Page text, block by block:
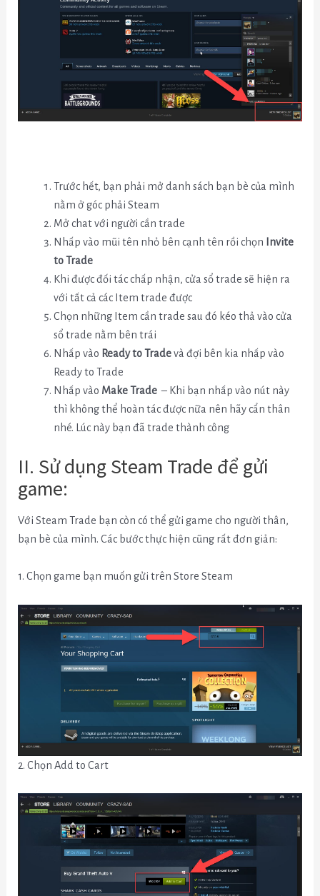
Trước hết, bạn phải mở danh sách bạn bè của mình
nằm ở góc phải Steam
Mở chat với người cần trade
Nhấp vào mũi tên nhỏ bên cạnh tên rồi chọn
Invite
to Trade
Khi được đối tác chấp nhận, cửa sổ trade sẽ hiện ra
với tất cả các Item trade được
Chọn những Item cần trade sau đó kéo thả vào cửa
sổ trade nằm bên trái
Nhấp vào Ready to Tradevà đợi bên kia nhấp vào
Ready to Trade
Nhấp vào Make Trade– Khi bạn nhấp vào nút này
thì không thể hoàn tác được nữa nên hãy cẩn thân
nhé. Lúc này bạn đã trade thành công
II. Sử dụng Steam Trade để gửi
game:
Với Steam Trade bạn còn có thể gửi game cho người thân,
bạn bè của mình. Các bước thực hiện cũng rất đơn giản:
1. Chọn game bạn muốn gửi trên Store Steam
2. Chọn Add to Cart